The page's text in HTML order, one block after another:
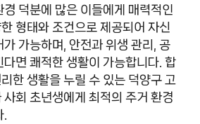
경 덕분에 많은 이들에게 매력적인
형태와 조건으로 제공되어 자신
가 가능하며, 안전과 위생 관리, 공
다면 쾌적한 생활이 가능합니다. 합
한 생활을 누릴 수 있는 덕양구 고
사회 초년생에게 최적의 주거 환경